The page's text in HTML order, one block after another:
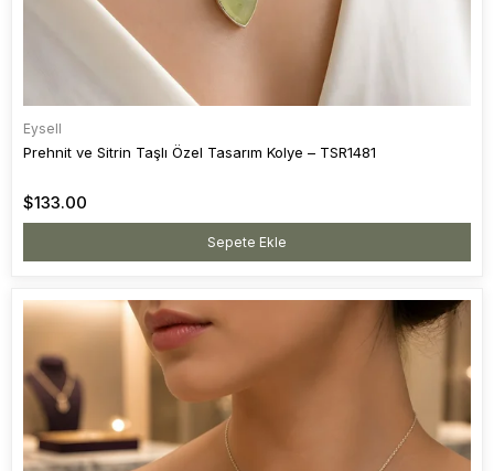
Eysell
Prehnit ve Sitrin Taşlı Özel Tasarım Kolye – TSR1481
$133.00
Sepete Ekle